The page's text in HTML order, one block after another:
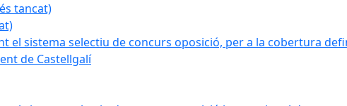
tancat)
el sistema selectiu de concurs oposició, per a la cobertura
de Castellgalí